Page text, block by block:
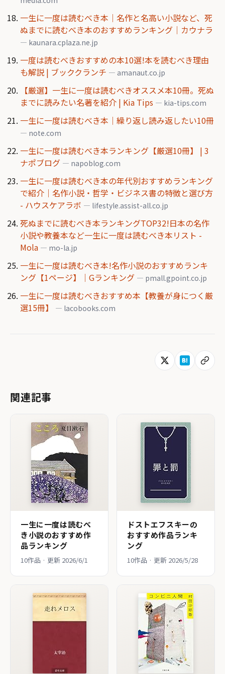
一生に一度は読むべき本｜名作と名高い小説など、死
ぬまでに読むべき本のおすすめランキング｜カウナラ
— kaunara.cplaza.ne.jp
一度は読むべきおすすめの本10選!本を読むべき理由
も解説 | ブッククランチ — amanaut.co.jp
【厳選】一生に一度は読むべきオススメ本10冊。死ぬ
までに読みたい名著を紹介 | Kia Tips — kia-tips.com
一生に一度は読むべき本｜繰り返し読み返したい10冊
— note.com
一生に一度は読むべき本ランキング【厳選10冊】 | 3
ナポブログ — napoblog.com
一生に一度は読むべき本の年代別おすすめランキング
で紹介｜名作小説・哲学・ビジネス書の特徴と選び方
- ハウスケアラボ — lifestyle.assist-all.co.jp
死ぬまでに読むべき本ランキングTOP32!日本の名作
小説や教養本など一生に一度は読むべき本リスト -
Mola — mo-la.jp
一生に一度は読むべき本!名作小説のおすすめランキ
ング【1ページ】｜Gランキング — pmall.gpoint.co.jp
一生に一度は読むべきおすすめ本【教養が身につく厳
選15冊】
— lacobooks.com
関連記事
一生に一度は読むべ
き小説のおすすめ作
品ランキング
10作品 · 更新 2026/6/1
ドストエフスキーの
おすすめ作品ランキ
ング
10作品 · 更新 2026/5/28